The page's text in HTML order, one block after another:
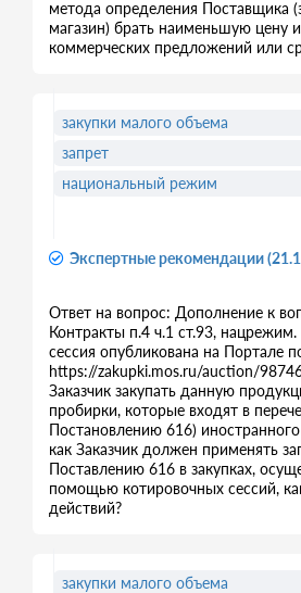
метода определения Поставщика
магазин) брать наименьшую цену
коммерческих предложений или
Экспертные рекомендации
Ответ на вопрос: Дополнение к
Контракты п.4 ч.1 ст.93, нацрежим.
сессия опубликована на Портале
https://zakupki.mos.ru/auction/
Заказчик закупать данную
пробирки, которые входят в
Постановлению 616)
как Заказчик должен применять
Поставлению 616 в закупках,
помощью котировочных сессий,
действий?
закупки малого объема
запрет
национальный режим
закупки малого объема